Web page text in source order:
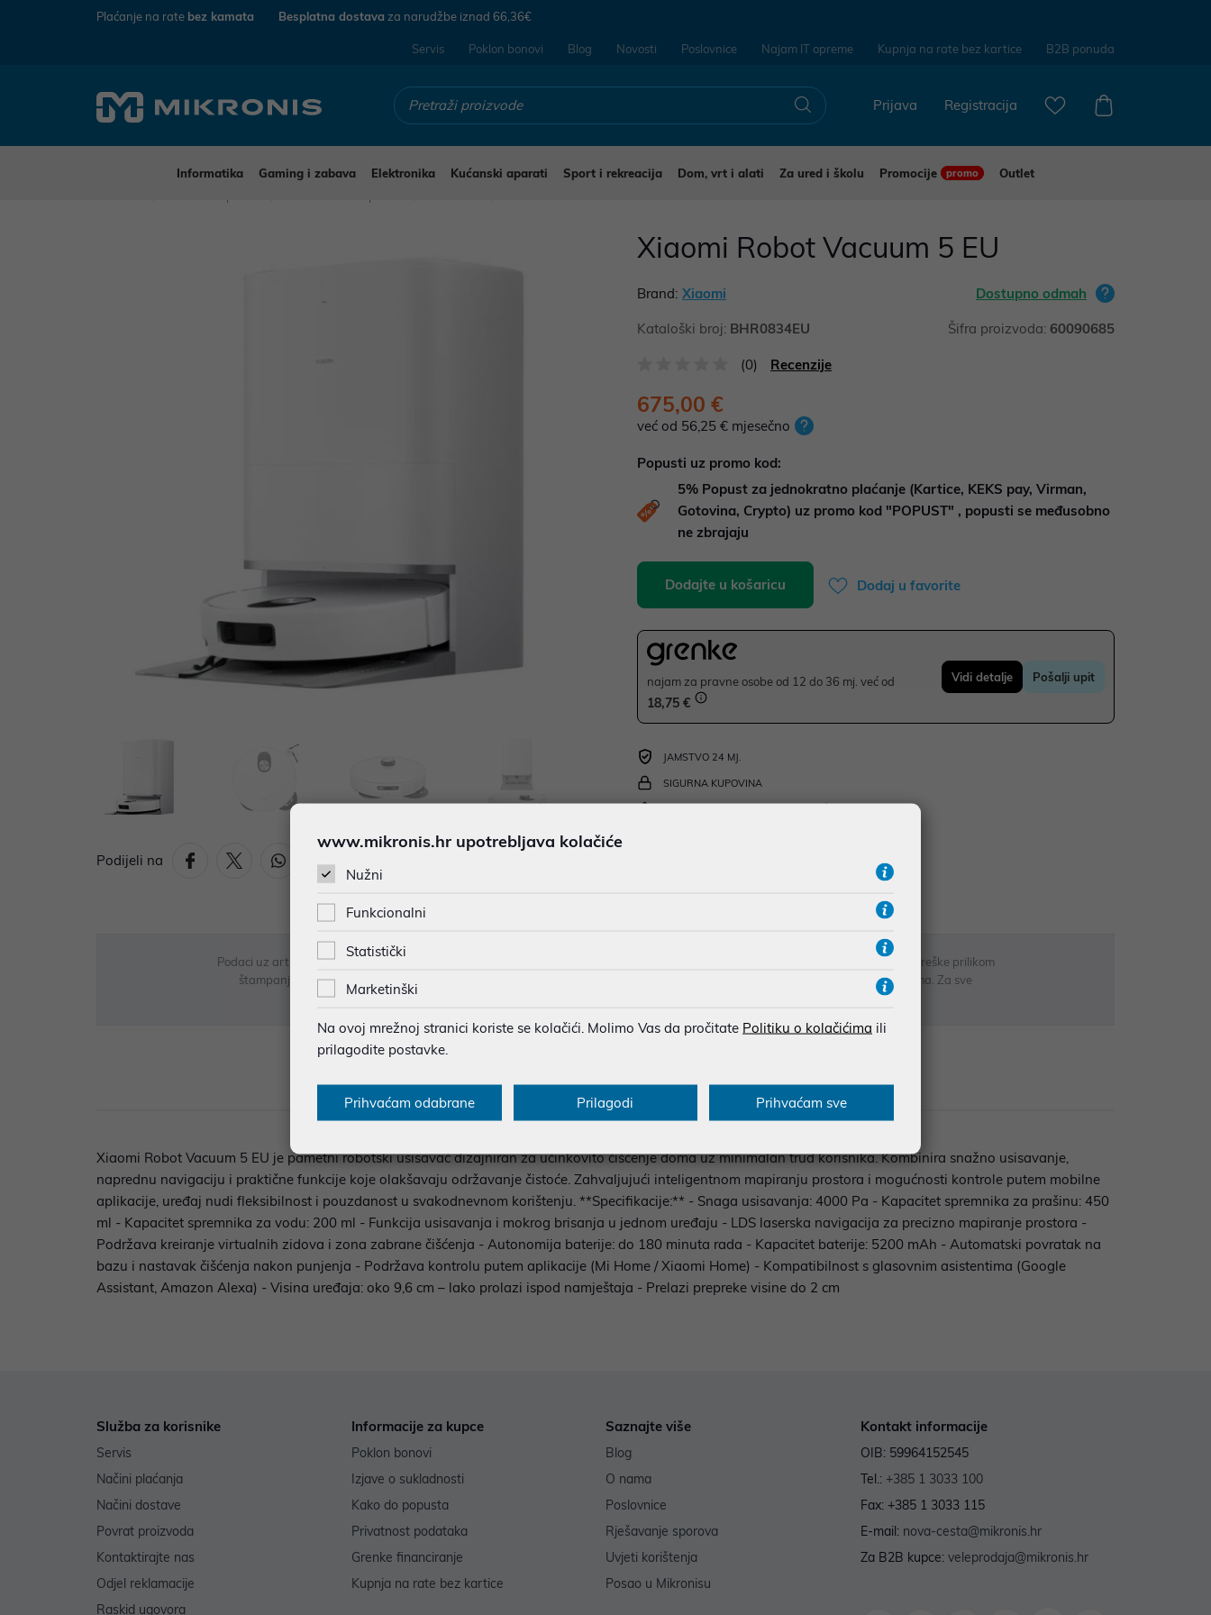
Plaćanje na rate bez kamata Besplatna dostava za narudžbe iznad 66,36€
Servis Poklon bonovi Blog Novosti Poslovnice Najam IT opreme Kupnja na rate bez kartice B2B ponuda
Registracija
Prijava
Informatika Gaming i zabava Elektronika Kućanski aparati Sport i rekreacija Dom, vrt i alati Za ured i školu Promocije promo
Outlet
Podijeli na
Xiaomi Robot Vacuum 5 EU
Brand: Xiaomi Dostupno odmah
Kataloški broj: BHR0834EU Šifra proizvoda: 60090685
(0) Recenzije
675,00 €
već od 56,25 € mjesečno
Popusti uz promo kod:
5% Popust za jednokratno plaćanje (Kartice, KEKS pay, Virman,
Gotovina, Crypto) uz promo kod "POPUST" , popusti se međusobno
ne zbrajaju
Dodajte u košaricu Dodaj u favorite
najam za pravne osobe od 12 do 36 mj. već od
18,75 €
Vidi detalje Pošalji upit
JAMSTVO 24 MJ.
SIGURNA KUPOVINA
Podaci uz artikle su prezentirani u dobroj namjeri. Mikronis d.o.o. ne odgovara za eventualne pogreške nastale u opisu proizvoda, greške prilikom
štampanja te promjene u dostupnosti i cijene. Slike artikala su ilustrativne prirode te ne moraju u potpunosti odgovarati artiklima. Za sve
eventualne nejasnoće možete nas kontaktirati na
Opis Specifikacija Raspoloživost Recenzije
Xiaomi Robot Vacuum 5 EU je pametni robotski usisavač dizajniran za učinkovito čišćenje doma uz minimalan trud korisnika. Kombinira snažno usisavanje,
naprednu navigaciju i praktične funkcije koje olakšavaju održavanje čistoće. Zahvaljujući inteligentnom mapiranju prostora i mogućnosti kontrole putem mobilne
aplikacije, uređaj nudi fleksibilnost i pouzdanost u svakodnevnom korištenju. **Specifikacije:** - Snaga usisavanja: 4000 Pa - Kapacitet spremnika za prašinu: 450
ml - Kapacitet spremnika za vodu: 200 ml - Funkcija usisavanja i mokrog brisanja u jednom uređaju - LDS laserska navigacija za precizno mapiranje prostora -
Podržava kreiranje virtualnih zidova i zona zabrane čišćenja - Autonomija baterije: do 180 minuta rada - Kapacitet baterije: 5200 mAh - Automatski povratak na
bazu i nastavak čišćenja nakon punjenja - Podržava kontrolu putem aplikacije (Mi Home / Xiaomi Home) - Kompatibilnost s glasovnim asistentima (Google
Assistant, Amazon Alexa) - Visina uređaja: oko 9,6 cm – lako prolazi ispod namještaja - Prelazi prepreke visine do 2 cm
Služba za korisnike
Servis
Načini plaćanja
Načini dostave
Povrat proizvoda
Kontaktirajte nas
Odjel reklamacije
Raskid ugovora
Informacije za kupce
Poklon bonovi
Izjave o sukladnosti
Kako do popusta
Privatnost podataka
Grenke financiranje
Kupnja na rate bez kartice
Saznajte više
Blog
O nama
Poslovnice
Rješavanje sporova
Uvjeti korištenja
Posao u Mikronisu
Kontakt informacije
OIB: 59964152545
Tel.: +385 1 3033 100
Fax: +385 1 3033 115
E-mail: nova-cesta@mikronis.hr
Za B2B kupce: veleprodaja@mikronis.hr
www.mikronis.hr upotrebljava kolačiće
Nužni
Funkcionalni
Statistički
Marketinški
Na ovoj mrežnoj stranici koriste se kolačići. Molimo Vas da pročitate Politiku o kolačićima ili
prilagodite postavke.
Prihvaćam odabrane Prilagodi Prihvaćam sve